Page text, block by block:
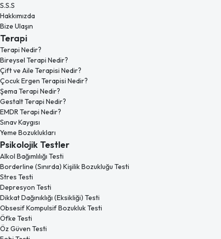
S.S.S
Hakkımızda
Bize Ulaşın
Terapi
Terapi Nedir?
Bireysel Terapi Nedir?
Çift ve Aile Terapisi Nedir?
Çocuk Ergen Terapisi Nedir?
Şema Terapi Nedir?
Gestalt Terapi Nedir?
EMDR Terapi Nedir?
Sınav Kaygısı
Yeme Bozuklukları
Psikolojik Testler
Alkol Bağımlılığı Testi
Borderline (Sınırda) Kişilik Bozukluğu Testi
Stres Testi
Depresyon Testi
Dikkat Dağınıklığı (Eksikliği) Testi
Obsesif Kompulsif Bozukluk Testi
Öfke Testi
Öz Güven Testi